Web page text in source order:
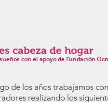
cabeza de hogar
con el apoyo de Fundación
de los años trabajamos
realizando los